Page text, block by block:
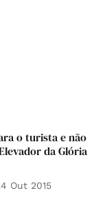
o turista e não
da Glória
Out 2015